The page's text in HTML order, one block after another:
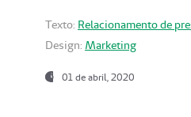
Texto: Relacionamento de
Design: Marketing
01 de abril, 2020